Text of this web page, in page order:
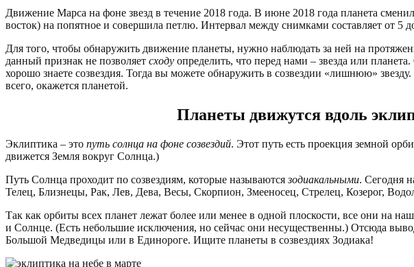
Движение Марса на фоне звезд в течение 2018 года. В июне 2018 года планета
восток) на попятное и совершила петлю. Интервал между снимками составляет от 5
Для того, чтобы обнаружить движение планеты, нужно наблюдать за ней на
данный признак не позволяет сходу определить, что перед нами – звезда или
хорошо знаете созвездия. Тогда вы можете обнаружить в созвездии «лишнюю» звезду.
всего, окажется планетой.
Планеты движутся вдоль
Эклиптика – это путь солнца на фоне созвездий. Этот путь есть проекция земной
движется Земля вокруг Солнца.)
Путь Солнца проходит по созвездиям, которые называются зодиакальными. Сегодня
Телец, Близнецы, Рак, Лев, Дева, Весы, Скорпион, Змееносец, Стрелец, Козерог,
Так как орбиты всех планет лежат более или менее в одной плоскости, все они на
и Солнце. (Есть небольшие исключения, но сейчас они несущественны.) Отсюда
Большой Медведицы или в Единороге. Ищите планеты в созвездиях Зодиака!